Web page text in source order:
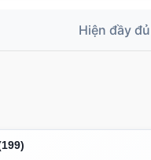
vật đáng kể
giác chân thực khi